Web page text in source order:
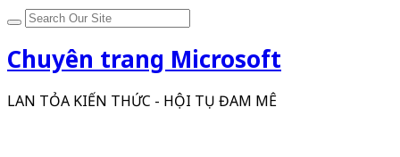
Chuyên trang Microsoft
LAN TỎA KIẾN THỨC - HỘI TỤ ĐAM MÊ